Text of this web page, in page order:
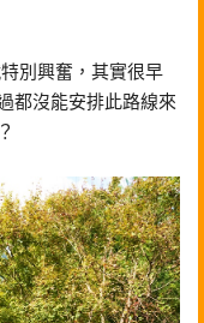
別興奮，其實很早
都沒能安排此路線來